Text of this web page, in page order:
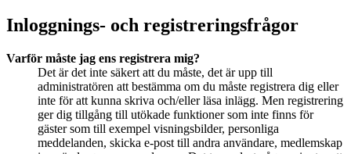
Inloggnings- och registreringsfrågor
Varför måste jag ens registrera mig?
Det är det inte säkert att du måste, det är upp till
administratören att bestämma om du måste registrera dig eller
inte för att kunna skriva och/eller läsa inlägg. Men registrering
ger dig tillgång till utökade funktioner som inte finns för
gäster som till exempel visningsbilder, personliga
meddelanden, skicka e-post till andra användare, medlemskap